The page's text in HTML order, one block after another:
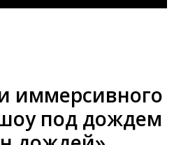
иммерсивного
под дождем